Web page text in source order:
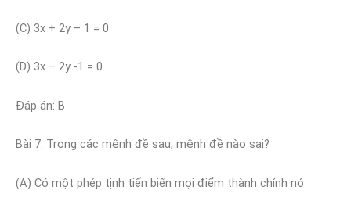
(C) 3x + 2y – 1 = 0
(D) 3x – 2y -1 = 0
Đáp án: B
Bài 7: Trong các mệnh đề sau, mệnh đề nào sai?
(A) Có một phép tịnh tiến biến mọi điểm thành chính nó